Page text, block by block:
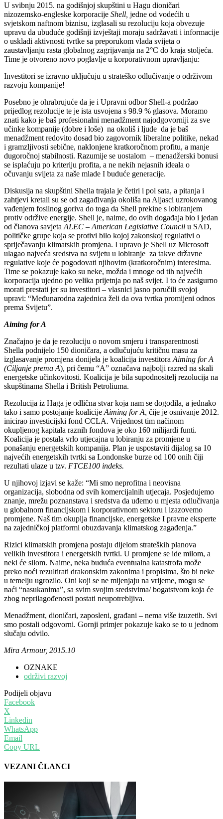
U svibnju 2015. na godišnjoj skupštini u Hagu dioničari
nizozemsko-engleske korporacije Shell, jedne od vodećih u
svjetskom naftnom biznisu, izglasali su rezoluciju koja obvezuje
upravu da ubuduće godišnji izvještaji moraju sadržavati i informacije
o uskladi aktivnosti tvrtke sa preporukom vlada svijeta o
zaustavljanju rasta globalnog zagrijavanja na 2°C do kraja stoljeća.
Time je otvoreno novo poglavlje u korporativnom upravljanju:
Investitori se izravno uključuju u strateško odlučivanje o održivom
razvoju kompanije!
Posebno je ohrabrujuće da je i Upravni odbor Shell-a podržao
prijedlog rezolucije te je ista usvojena s 98.9 % glasova. Moramo
znati kako je baš profesionalni menadžment najodgovorniji za sve
učinke kompanije (dobre i loše) na okoliš i ljude da je baš
menadžment redovito dosad bio zagovornik liberalne politike, nekad
i gramzljivosti sebične, naklonjene kratkoročnom profitu, a manje
dugoročnoj stabilnosti. Razumije se uostalom – menadžerski bonusi
se isplaćuju po kriteriju profita, a ne nekih nejasnih ideala o
očuvanju svijeta za naše mlade I buduće generacije.
Diskusija na skupštini Shella trajala je četiri i pol sata, a pitanja i
zahtjevi kretali su se od zagađivanja okoliša na Aljasci uzrokovanog
vađenjem fosilnog goriva do toga da Shell prekine s lobiranjem
protiv održive energije. Shell je, naime, do ovih događaja bio i jedan
od članova savjeta ALEC – American Legislative Council u SAD,
političke grupe koja se protivi bilo kojoj zakonskoj regulativi o
spriječavanju klimatskih promjena. I upravo je Shell uz Microsoft
ulagao najveća sredstva na svijetu u lobiranje za takve državne
regulative koje će pogodovati njihovim (kratkoročnim) interesima.
Time se pokazuje kako su neke, možda i mnoge od tih najvećih
korporacija ujedno po velika prijetnja po naš svijet. I to će zasigurno
morati prestati jer su investitori – vlasnici jasno poručili svojoj
upravi: “Međunarodna zajednica želi da ova tvrtka promijeni odnos
prema Svijetu”.
Aiming for A
Značajno je da je rezoluciju o novom smjeru i transparentnosti
Shella podnijelo 150 dioničara, a odlučujuću kritičnu masu za
izglasavanje promjena donijela je koalicija investitora Aiming for A
(Ciljanje prema A), pri čemu “A” označava najbolji razred na skali
energetske učinkovitosti. Koalicija je bila supodnositelj rezolucija na
skupštinama Shella i British Petroliuma.
Rezolucija iz Haga je odlična stvar koja nam se dogodila, a jednako
tako i samo postojanje koalicije Aiming for A, čije je osnivanje 2012.
inicirao investicijski fond CCLA. Vrijednost tim načinom
okupljenog kapitala raznih fondova je oko 160 milijardi funti.
Koalicija je postala vrlo utjecajna u lobiranju za promjene u
ponašanju energetskih kompanija. Plan je uspostaviti dijalog sa 10
najvećih energetskih tvrtki sa Londonske burze od 100 onih čiji
rezultati ulaze u tzv. FTCE100 indeks.
U njihovoj izjavi se kaže: “Mi smo neprofitna i neovisna
organizacija, slobodna od svih komercijalnih utjecaja. Posjedujemo
znanje, mrežu poznanstava i sredstva da uđemo u mjesta odlučivanja
u globalnom financijskom i korporativnom sektoru i izazovemo
promjene. Naš tim okuplja financijske, energetske I pravne eksperte
na zajedničkoj platformi obuzdavanja klimatskog zagađenja.”
Rizici klimatskih promjena postaju dijelom strateških planova
velikih investitora i energetskih tvrtki. U promjene se ide milom, a
neki će silom. Naime, neka buduća eventualna katastrofa može
preko noći rezultirati drakonskim zakonima i propisima, što bi neke
u temelju ugrozilo. Oni koji se ne mijenjaju na vrijeme, mogu se
naći “nasukanima”, sa svim svojim sredstvima/ bogatstvom koja će
zbog neprilagođenosti postati neupotrebljiva.
Menadžment, dioničari, zaposleni, građani – nema više izuzetih. Svi
smo postali odgovorni. Gornji primjer pokazuje kako se to u jednom
slučaju odvilo.
Mira Armour, 2015.10
OZNAKE
održivi razvoj
Podijeli objavu
Facebook
X
Linkedin
WhatsApp
Email
Copy URL
VEZANI ČLANCI